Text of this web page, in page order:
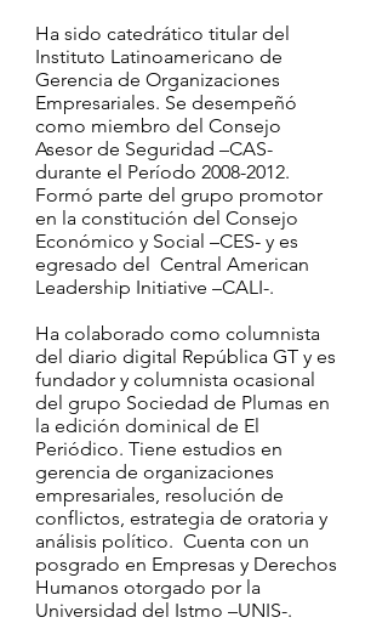
Ha sido catedrático titular del
Instituto Latinoamericano de
Gerencia de Organizaciones
Empresariales. Se desempeñó
como miembro del Consejo
Asesor de Seguridad –CAS-
durante el Período 2008-2012.
Formó parte del grupo promotor
en la constitución del Consejo
Económico y Social –CES- y es
egresado del Central American
Leadership Initiative –CALI-.
Ha colaborado como columnista
del diario digital República GT y es
fundador y columnista ocasional
del grupo Sociedad de Plumas en
la edición dominical de El
Periódico. Tiene estudios en
gerencia de organizaciones
empresariales, resolución de
conflictos, estrategia de oratoria y
análisis político. Cuenta con un
posgrado en Empresas y Derechos
Humanos otorgado por la
Universidad del Istmo –UNIS-.